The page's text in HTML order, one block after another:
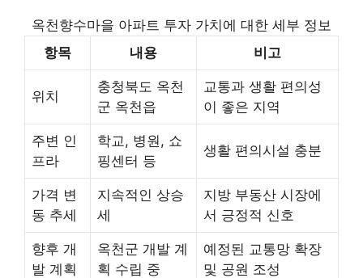
옥천향수마을 아파트 투자 가치에 대한 세부 정보
항목
내용 비고
위치
충청북도 옥천
군 옥천읍
교통과 생활 편의성
이 좋은 지역
주변 인
프라
학교, 병원, 쇼
핑센터 등
생활 편의시설 충분
가격 변
동 추세
지속적인 상승
세
지방 부동산 시장에
서 긍정적 신호
향후 개
발 계획
옥천군 개발 계
획 수립 중
예정된 교통망 확장
및 공원 조성